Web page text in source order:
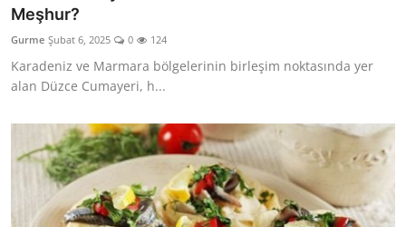
Meşhur?
Gurme Şubat 6, 2025 0 124
Karadeniz ve Marmara bölgelerinin birleşim noktasında yer
alan Düzce Cumayeri, h...